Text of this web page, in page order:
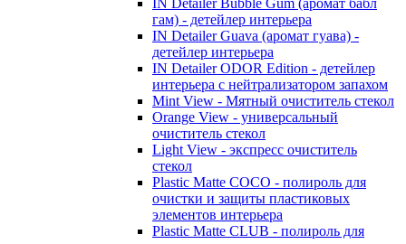
IN Detailer Bubble Gum (аромат бабл
гам) - детейлер интерьера
IN Detailer Guava (аромат гуава) -
детейлер интерьера
IN Detailer ODOR Edition - детейлер
интерьера с нейтрализатором запахом
Mint View - Мятный очиститель стекол
Orange View - универсальный
очиститель стекол
Light View - экспресс очиститель
стекол
Plastic Matte COCO - полироль для
очистки и защиты пластиковых
элементов интерьера
Plastic Matte CLUB - полироль для